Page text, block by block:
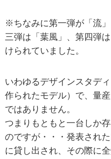
※ちなみに第一弾が「流
三弾は「葉風」、第四弾
けられていました。
いわゆるデザインスタデ
作られたモデル）で、量
ではありません。
つまりもともと一台しか
のですが・・・発表され
に貸し出され、その際に